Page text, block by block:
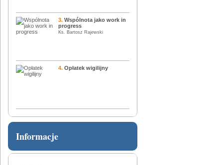
3. Wspólnota jako work in
progress
Ks. Bartosz Rajewski
4. Opłatek wigilijny
Informacje